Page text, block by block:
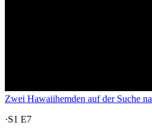
Zwei Hawaiihemden auf der Suche
·S1 E7